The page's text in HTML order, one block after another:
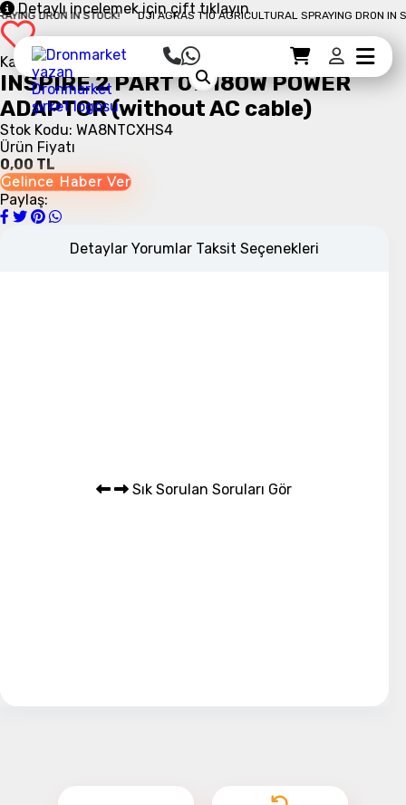
DRON IN STOCK! DJI AGRAS T10 AGRICULTURAL SPRAYING DRON IN
Sepet
Sepet Detayı Ödemeye Geç
Detaylı incelemek için çift tıklayın
Kategori:
INSPIRE 2 PART 07 180W POWER
ADAPTOR (without AC cable)
Stok Kodu: WA8NTCXHS4
Ürün Fiyatı
0,00 TL
Gelince Haber Ver
Paylaş:
Detaylar Yorumlar Taksit Seçenekleri
Sık Sorulan Soruları Gör